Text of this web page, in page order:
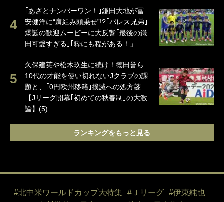
｢あざとナンバーワン！｣鎌田大地が冨
安健洋に“肩組み頭乗せ”!?｢パレス兄弟｣
爆誕の歓迎ムービーに大反響｢最後の鎌
田可愛すぎる｣｢粋にも程がある！」
久保建英や松木玖生に続け！徳田誉ら
10代の才能を使い切れないJクラブの課
題と、｢0円欧州移籍｣撲滅への処方箋
【Jリーグ開幕｢初めての秋春制｣の大激
論】(5)
ランキングをもっと見る
#北中米ワールドカップ大特集 #Ｊリーグ
#伊東純也